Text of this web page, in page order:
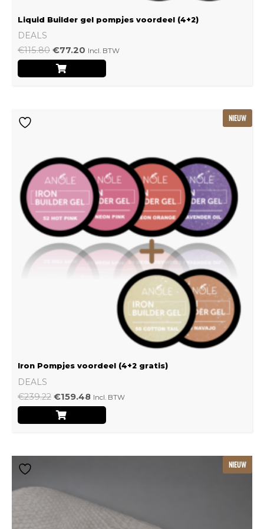
Liquid Builder gel pompjes voordeel (4+2)
DEALS
€115.80 €77.20 Incl. BTW
NIEUW
Iron Pompjes voordeel (4+2 gratis)
DEALS
€239.22 €159.48 Incl. BTW
NIEUW
meerdere